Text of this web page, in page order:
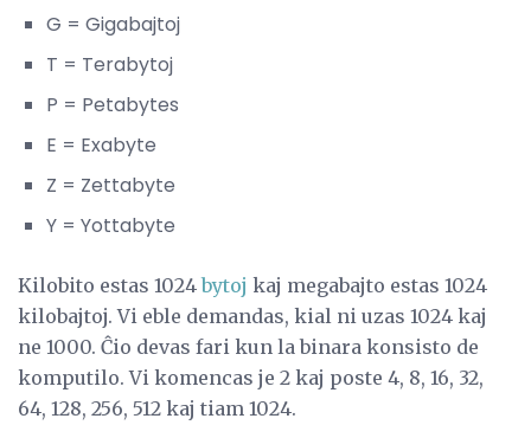
G = Gigabajtoj
T = Terabytoj
P = Petabytes
E = Exabyte
Z = Zettabyte
Y = Yottabyte
Kilobito estas 1024bytoj kaj megabajto estas 1024
kilobajtoj. Vi eble demandas, kial ni uzas 1024 kaj
ne 1000. Ĉio devas fari kun la binara konsisto de
komputilo. Vi komencas je 2 kaj poste 4, 8, 16, 32,
64, 128, 256, 512 kaj tiam 1024.